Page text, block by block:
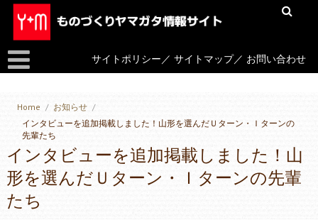
サイトポリシー ／サイトマップ／ お問い合わせ
Home / お知らせ /
インタビューを追加掲載しました！山形を選んだＵターン・Ｉターンの
先輩たち
インタビューを追加掲載しました！山
形を選んだＵターン・Ｉターンの先輩
たち